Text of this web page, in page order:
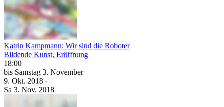
Katrin Kampmann: Wir sind die Roboter
Bildende Kunst, Eröffnung
18:00
bis Samstag 3. November
9. Okt. 2018 -
Sa 3. Nov. 2018